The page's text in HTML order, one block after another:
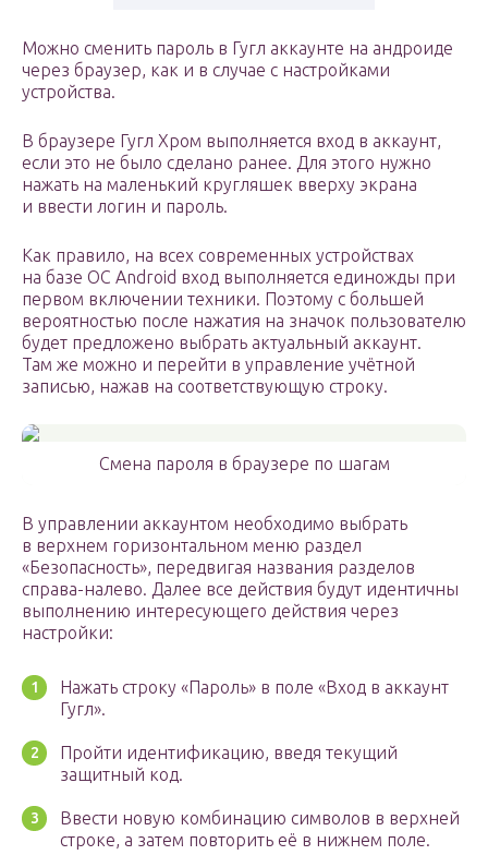
Можно сменить пароль в Гугл аккаунте на андроиде
через браузер, как и в случае с настройками
устройства.
В браузере Гугл Хром выполняется вход в аккаунт,
если это не было сделано ранее. Для этого нужно
нажать на маленький кругляшек вверху экрана
и ввести логин и пароль.
Как правило, на всех современных устройствах
на базе ОС Android вход выполняется единожды при
первом включении техники. Поэтому с большей
вероятностью после нажатия на значок пользователю
будет предложено выбрать актуальный аккаунт.
Там же можно и перейти в управление учётной
записью, нажав на соответствующую строку.
Смена пароля в браузере по шагам
В управлении аккаунтом необходимо выбрать
в верхнем горизонтальном меню раздел
«Безопасность», передвигая названия разделов
справа-налево. Далее все действия будут идентичны
выполнению интересующего действия через
настройки:
Нажать строку «Пароль» в поле «Вход в аккаунт
Гугл».
Пройти идентификацию, введя текущий
защитный код.
Ввести новую комбинацию символов в верхней
строке, а затем повторить её в нижнем поле.